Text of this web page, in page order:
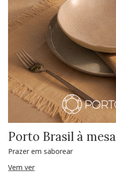
Porto Brasil à mesa
Prazer em saborear
Vem ver